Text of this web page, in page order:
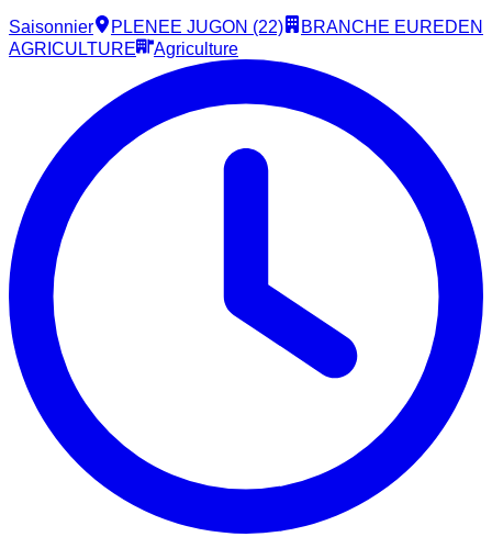
Saisonnier PLENEE JUGON (22)
BRANCHE EUREDEN
AGRICULTURE
Agriculture